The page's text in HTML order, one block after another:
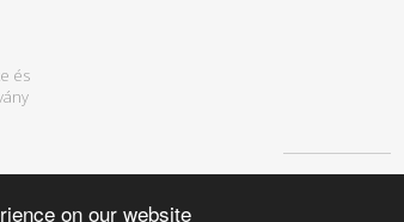
on our website
és